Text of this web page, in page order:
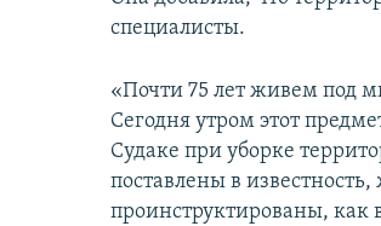
специалисты.
«Почти 75 лет живем под
Сегодня утром этот
Судаке при уборке
поставлены в
проинструктированы, как